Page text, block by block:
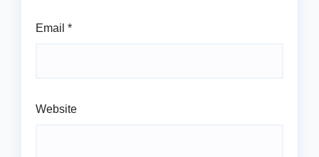
Email *
Website